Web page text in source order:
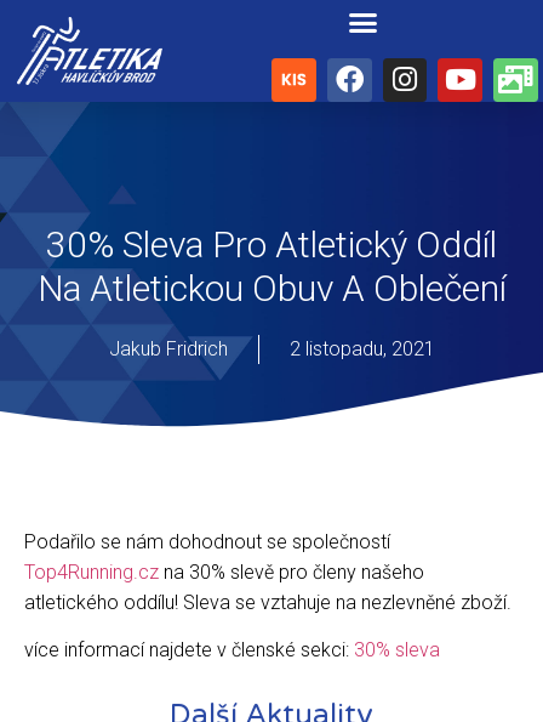
30% Sleva Pro Atletický Oddíl
Na Atletickou Obuv A Oblečení
Jakub Fridrich 2 listopadu, 2021
Podařilo se nám dohodnout se společností
Top4Running.cz na 30% slevě pro členy našeho
atletického oddílu! Sleva se vztahuje na nezlevněné zboží.
více informací najdete v členské sekci: 30% sleva